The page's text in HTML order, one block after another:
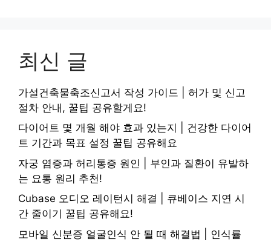
최신 글
가설건축물축조신고서 작성 가이드 | 허가 및 신고
절차 안내, 꿀팁 공유할게요!
다이어트 몇 개월 해야 효과 있는지 | 건강한 다이어
트 기간과 목표 설정 꿀팁 공유해요
자궁 염증과 허리통증 원인 | 부인과 질환이 유발하
는 요통 원리 추천!
Cubase 오디오 레이턴시 해결 | 큐베이스 지연 시
간 줄이기 꿀팁 공유해요!
모바일 신분증 얼굴인식 안 될 때 해결법 | 인식률